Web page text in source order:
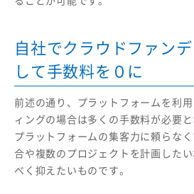
自社でクラウドファン
して手数料を０に
前述の通り、プラットフォームを利
ィングの場合は多くの手数料が必要と
プラットフォームの集客力に頼らな
合や複数のプロジェクトを計画した
べく抑えたいものです。